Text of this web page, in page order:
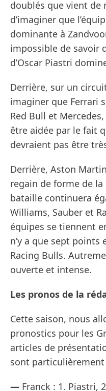
doublés que vient de
d’imaginer que
dominante à
impossible de savoir
d’Oscar Piastri
Derrière, sur un
imaginer que Ferrari
Red Bull et
être aidée par le fait
devraient pas être
Derrière, Aston
regain de forme de
bataille continuera
Williams, Sauber et
équipes se tiennent
n’y a que sept points
Racing Bulls.
ouverte et intense.
Les pronos de la
Cette saison, nous
pronostics pour les
articles de
sont
— Franck : 1. Piastri,